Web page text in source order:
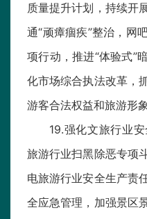
质量提升计划，持续开
通“顽瘴痼疾”整治，网
项行动，推进“体验式”
化市场综合执法改革，
游客合法权益和旅游形象
19.强化文旅行业
旅游行业扫黑除恶专项
电旅游行业安全生产责
全应急管理，加强景区